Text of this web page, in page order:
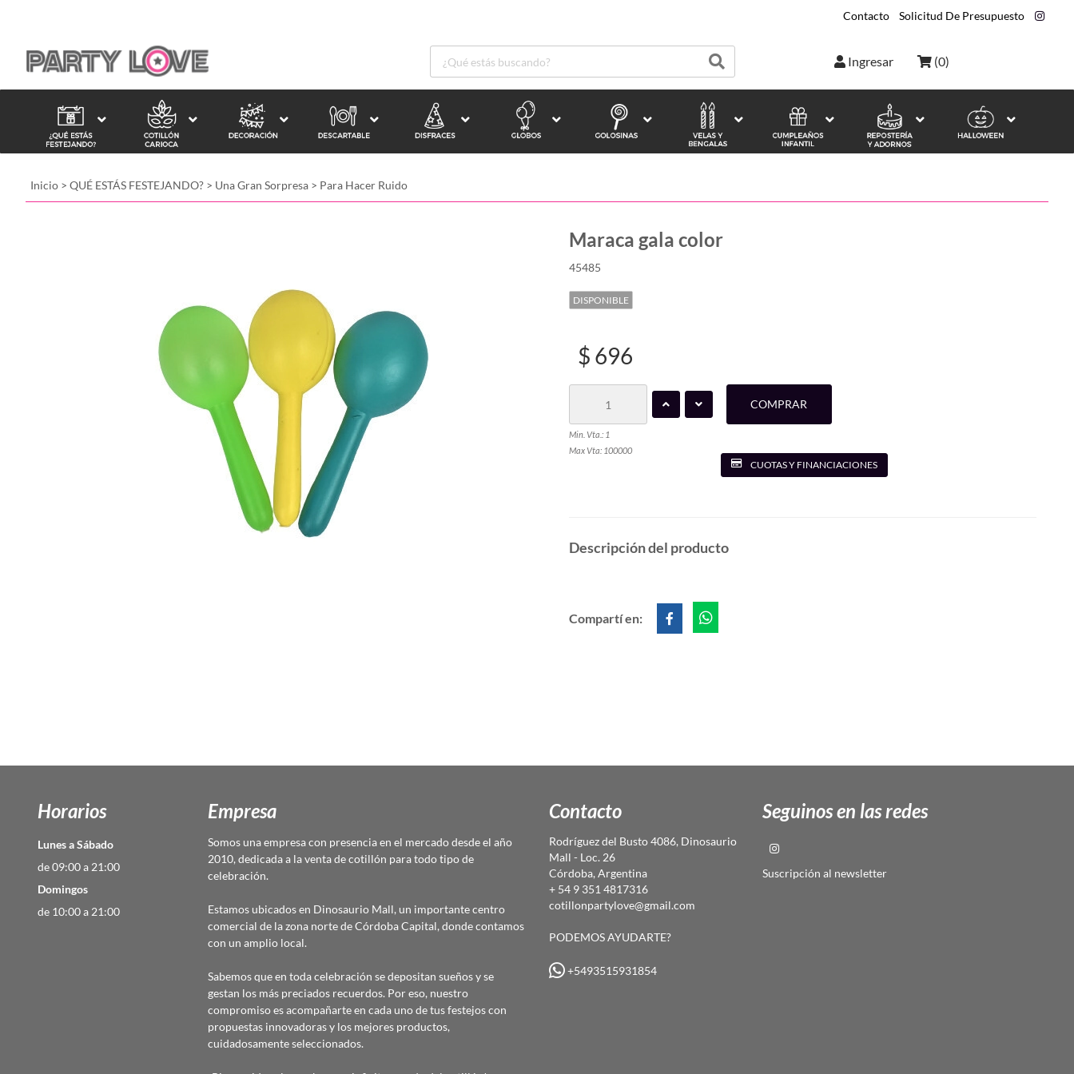
Contacto Solicitud De Presupuesto
Ingresar (0)
Inicio > QUÉ ESTÁS FESTEJANDO? > Una Gran Sorpresa > Para Hacer Ruido
Maraca gala color
45485
DISPONIBLE
$ 696
Min. Vta.: 1
Max Vta: 100000
COMPRAR
CUOTAS Y FINANCIACIONES
Descripción del producto
Compartí en:
Horarios
Lunes a Sábado
de 09:00 a 21:00
Domingos
de 10:00 a 21:00
Empresa
Somos una empresa con presencia en el mercado desde el año
2010, dedicada a la venta de cotillón para todo tipo de
celebración.
Estamos ubicados en Dinosaurio Mall, un importante centro
comercial de la zona norte de Córdoba Capital, donde contamos
con un amplio local.
Sabemos que en toda celebración se depositan sueños y se
gestan los más preciados recuerdos. Por eso, nuestro
compromiso es acompañarte en cada uno de tus festejos con
propuestas innovadoras y los mejores productos,
cuidadosamente seleccionados.
Contacto
Rodríguez del Busto 4086, Dinosaurio
Mall - Loc. 26
Córdoba, Argentina
+ 54 9 351 4817316
cotillonpartylove@gmail.com
PODEMOS AYUDARTE?
+5493515931854
Seguinos en las redes
Suscripción al newsletter